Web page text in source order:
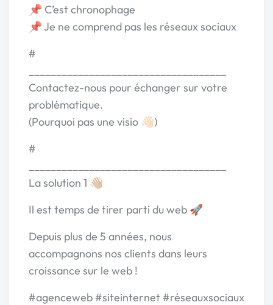
📌 C’est chronophage
📌 Je ne comprend pas les réseaux sociaux
#
Contactez-nous pour échanger sur votre
problématique.
(Pourquoi pas une visio 👋🏻)
#
La solution 1 👋🏼
Il est temps de tirer parti du web 🚀
Depuis plus de 5 années, nous
accompagnons nos clients dans leurs
croissance sur le web !
#agenceweb #siteinternet #réseauxsociaux